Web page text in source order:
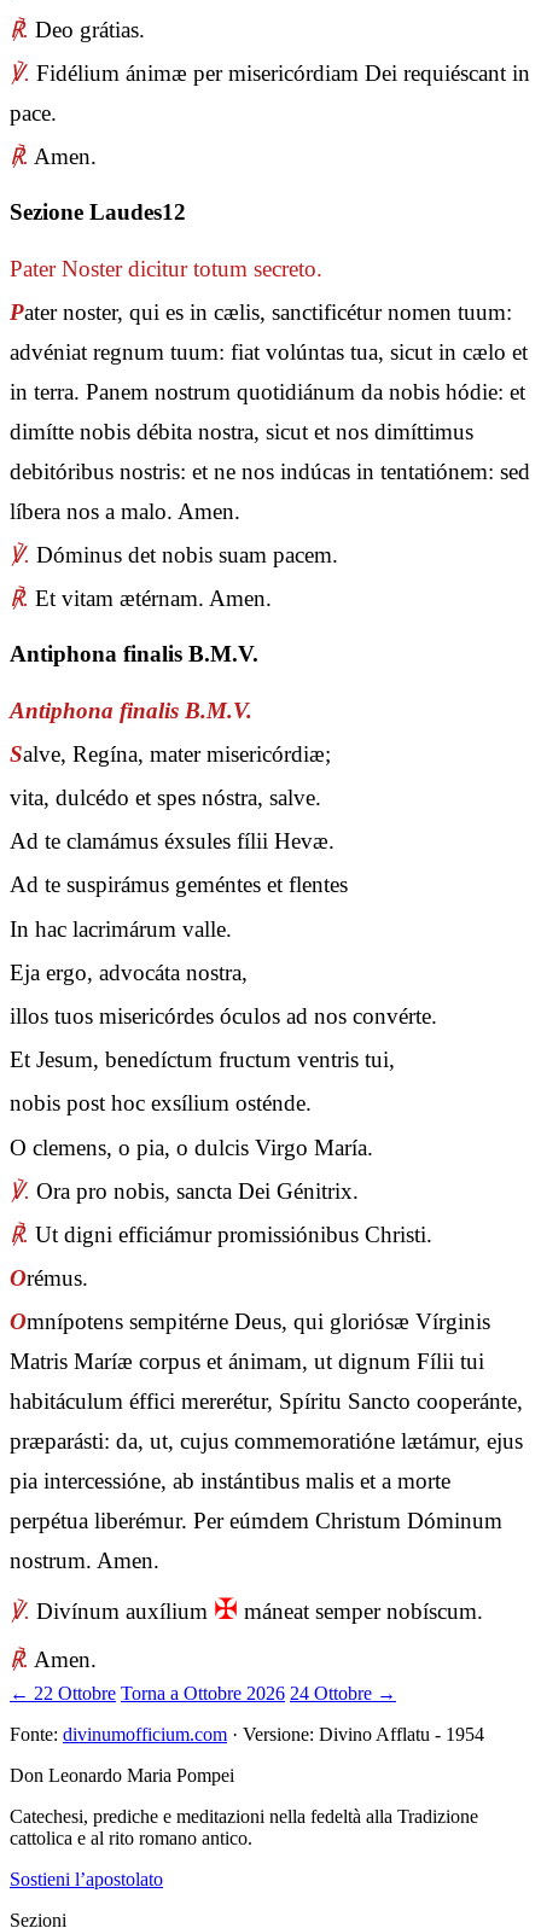
℟. Deo grátias.
℣. Fidélium ánimæ per misericórdiam Dei requiéscant in
pace.
℟. Amen.
Sezione Laudes12
Pater Nosterdicitur totum secreto.
Pater noster, qui es in cælis, sanctificétur nomen tuum:
advéniat regnum tuum: fiat volúntas tua, sicut in cælo et
in terra. Panem nostrum quotidiánum da nobis hódie: et
dimítte nobis débita nostra, sicut et nos dimíttimus
debitóribus nostris: et ne nos indúcas in tentatiónem: sed
líbera nos a malo. Amen.
℣. Dóminus det nobis suam pacem.
℟. Et vitam ætérnam. Amen.
Antiphona finalis B.M.V.
Antiphona finalis B.M.V.
Salve, Regína, mater misericórdiæ;
vita, dulcédo et spes nóstra, salve.
Ad te clamámus éxsules fílii Hevæ.
Ad te suspirámus geméntes et flentes
In hac lacrimárum valle.
Eja ergo, advocáta nostra,
illos tuos misericórdes óculos ad nos convérte.
Et Jesum, benedíctum fructum ventris tui,
nobis post hoc exsílium osténde.
O clemens, o pia, o dulcis Virgo María.
℣. Ora pro nobis, sancta Dei Génitrix.
℟. Ut digni efficiámur promissiónibus Christi.
Orémus.
Omnípotens sempitérne Deus, qui gloriósæ Vírginis
Matris Maríæ corpus et ánimam, ut dignum Fílii tui
habitáculum éffici mererétur, Spíritu Sancto cooperánte,
præparásti: da, ut, cujus commemoratióne lætámur, ejus
pia intercessióne, ab instántibus malis et a morte
perpétua liberémur. Per eúmdem Christum Dóminum
nostrum. Amen.
℣. Divínum auxílium ✠ máneat semper nobíscum.
℟. Amen.
← 22 Ottobre Torna a Ottobre 2026 24 Ottobre →
Fonte: divinumofficium.com · Versione: Divino Afflatu - 1954
Don Leonardo Maria Pompei
Catechesi, prediche e meditazioni nella fedeltà alla Tradizione
cattolica e al rito romano antico.
Sostieni l’apostolato
Sezioni